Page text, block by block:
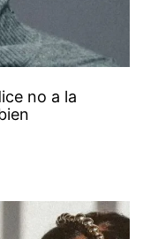
no a la